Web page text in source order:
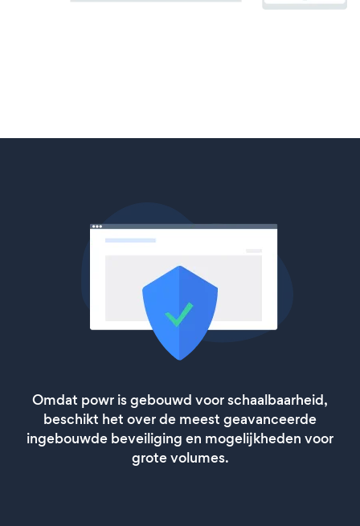
Omdat powr is gebouwd voor schaalbaarheid,
beschikt het over de meest geavanceerde
ingebouwde beveiliging en mogelijkheden voor
grote volumes.